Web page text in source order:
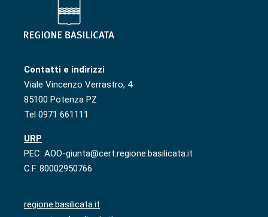
Contatti e indirizzi
Viale Vincenzo Verrastro, 4
85100 Potenza PZ
Tel 0971 661111
URP
PEC: AOO-giunta@cert.regione.basilicata.it
C.F. 80002950766
regione.basilicata.it